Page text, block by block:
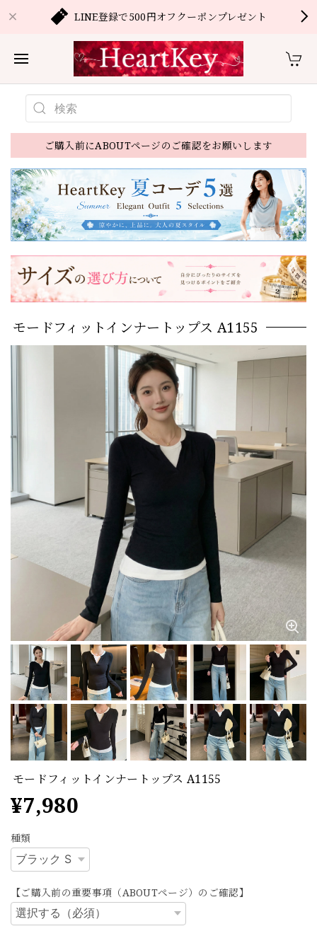
LINE登録で500円オフクーポンプレゼント
ご購入前にABOUTページのご確認をお願いします
モードフィットインナートップス A1155
モードフィットインナートップス A1155
¥7,980
種類
【ご購入前の重要事項（ABOUTページ）のご確認】